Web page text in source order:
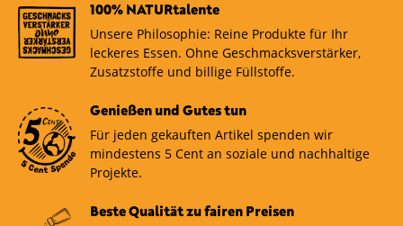
100% NATURtalente
Unsere Philosophie: Reine Produkte für Ihr
leckeres Essen. Ohne Geschmacksverstärker,
Zusatzstoffe und billige Füllstoffe.
Genießen und Gutes tun
Für jeden gekauften Artikel spenden wir
mindestens 5 Cent an soziale und nachhaltige
Projekte.
Beste Qualität zu fairen Preisen